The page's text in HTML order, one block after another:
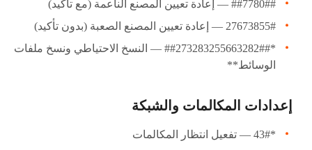
##7780## — إعادة تعيين المصنع الناعمة (مع تأكيد)
27673855# — إعادة تعيين المصنع الصعبة (بدون تأكيد)
*##273283255663282## — النسخ الاحتياطي ونسخ ملفات
الوسائط**
إعدادات المكالمات والشبكة
*43# — تفعيل انتظار المكالمات